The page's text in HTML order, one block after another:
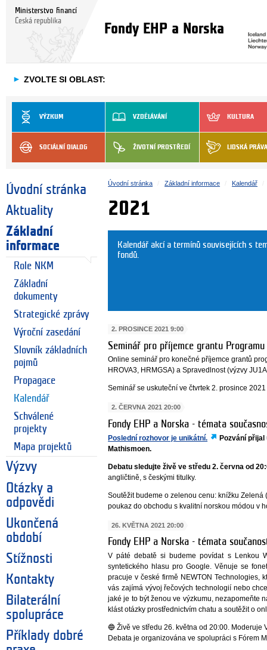
Ministerstvo financí
Česká republika
Fondy EHP a Norska
► ZVOLTE SI OBLAST:
VÝZKUM VZDĚLÁVÁNÍ KULTURA
SOCIÁLNÍ DIALOG ŽIVOTNÍ PROSTŘEDÍ LIDSKÁ PRÁVA
Úvodní stránka
Aktuality
Základní
informace
Role NKM
Základní
dokumenty
Strategické zprávy
Výroční zasedání
Slovník základních
pojmů
Propagace
Kalendář
Schválené
projekty
Mapa projektů
Výzvy
Otázky a
odpovědi
Ukončená
období
Stížnosti
Kontakty
Bilaterální
spolupráce
Příklady dobré
Úvodní stránka Základní informace Kalendář
2021
Kalendář akcí a termínů souvisejících s
fondů.
2. PROSINCE 2021 9:00
Seminář pro příjemce grantu
Online seminář pro konečné příjemce grantů
HROVA3, HRMGSA) a Spravedlnost (výzvy
Seminář se uskuteční ve čtvrtek 2. prosince
2. ČERVNA 2021 20:00
Fondy EHP a Norska - témata
Poslední rozhovor je unikátní.
Pozvání přijal
Mathismoen.
Debatu sledujte živě ve středu 2. června od
angličtině, s českými titulky.
Soutěžit budeme o zelenou cenu: knížku
poukaz do obchodu s kvalitní norskou módou v
26. KVĚTNA 2021 20:00
Fondy EHP a Norska - témata
V páté debatě si budeme povídat s Lenkou
syntetického hlasu pro Google. Věnuje se
pracuje v české firmě NEWTON Technologies,
vás zajímá vývoj řečových technologií nebo
jaké je to být ženou ve výzkumu, nezapomeňte
klást otázky prostřednictvím chatu a soutěžit o
🔵 Živě ve středu 26. května od 20:00. Moderuje
Debata je organizována ve spolupráci s Fórem